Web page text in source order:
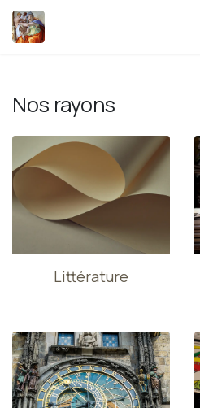
Se rendre au contenu
Nos rayons
Littérature